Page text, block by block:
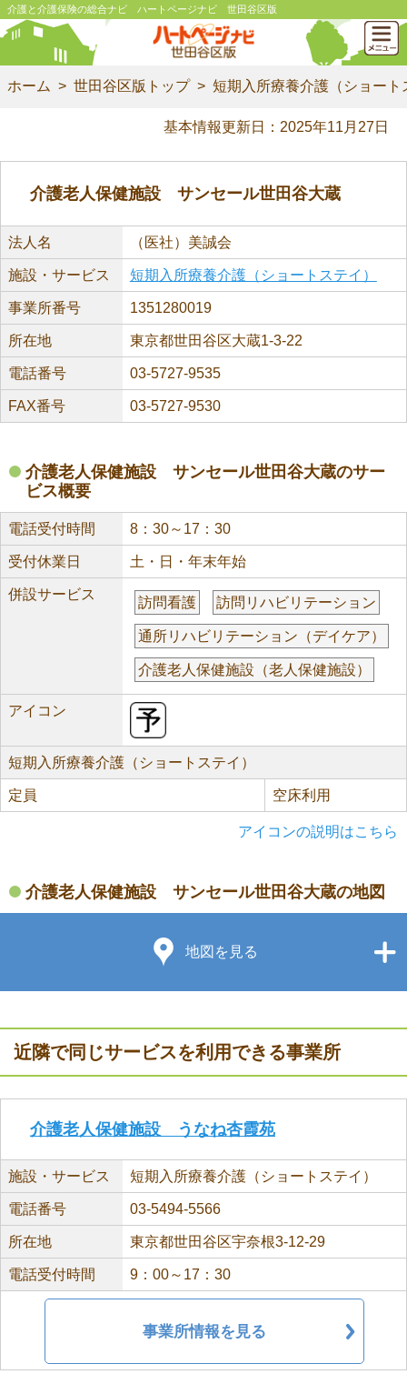
介護と介護保険の総合ナビ ハートページナビ 世田谷区版
ホーム 世田谷区版トップ 短期入所療養介護（ショート
基本情報更新日：2025年11月27日
介護老人保健施設 サンセール世田谷大蔵
法人名 （医社）美誠会
施設・サービス 短期入所療養介護（ショートステイ）
事業所番号 1351280019
所在地 東京都世田谷区大蔵1-3-22
電話番号 03-5727-9535
FAX番号 03-5727-9530
介護老人保健施設 サンセール世田谷大蔵のサー
ビス概要
電話受付時間 8：30～17：30
受付休業日 土・日・年末年始
併設サービス
訪問看護 訪問リハビリテーション
通所リハビリテーション（デイケア）
介護老人保健施設（老人保健施設）
アイコン
短期入所療養介護（ショートステイ）
定員 空床利用
アイコンの説明はこちら
介護老人保健施設 サンセール世田谷大蔵の地図
地図を見る
近隣で同じサービスを利用できる事業所
介護老人保健施設 うなね杏霞苑
施設・サービス 短期入所療養介護（ショートステイ）
電話番号 03-5494-5566
所在地 東京都世田谷区宇奈根3-12-29
電話受付時間 9：00～17：30
事業所情報を見る